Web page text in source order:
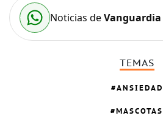
Noticias deVanguardia
TEMAS
ANSIEDAD
MASCOTAS